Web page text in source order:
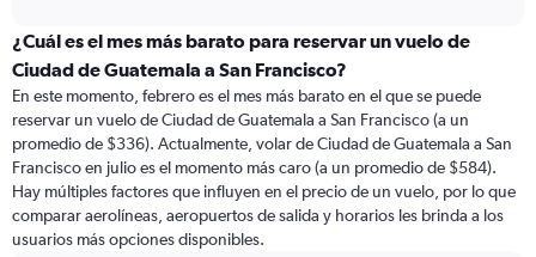
categories.
Range:
categories.
The
chart
has
1
Y
axis
¿Cuál es el mes más barato para reservar un vuelo de
Ciudad de Guatemala a San Francisco?
En este momento, febrero es el mes más barato en el que se puede
reservar un vuelo de Ciudad de Guatemala a San Francisco (a un
promedio de $336). Actualmente, volar de Ciudad de Guatemala a San
Francisco en julio es el momento más caro (a un promedio de $584).
Hay múltiples factores que influyen en el precio de un vuelo, por lo que
comparar aerolíneas, aeropuertos de salida y horarios les brinda a los
usuarios más opciones disponibles.